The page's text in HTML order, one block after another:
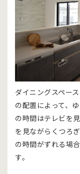
ダイニングスペー
の配置によって、
の時間はテレビを
を見ながらくつろ
の時間がずれる場
す。